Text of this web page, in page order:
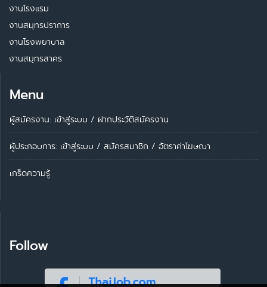
งานโรงแรม
งานสมุทรปราการ
งานโรงพยาบาล
งานสมุทรสาคร
Menu
ผู้สมัครงาน: เข้าสู่ระบบ / ฝากประวัติสมัครงาน
ผู้ประกอบการ: เข้าสู่ระบบ / สมัครสมาชิก / อัตราค่าโฆษณา
เกร็ดความรู้
Follow